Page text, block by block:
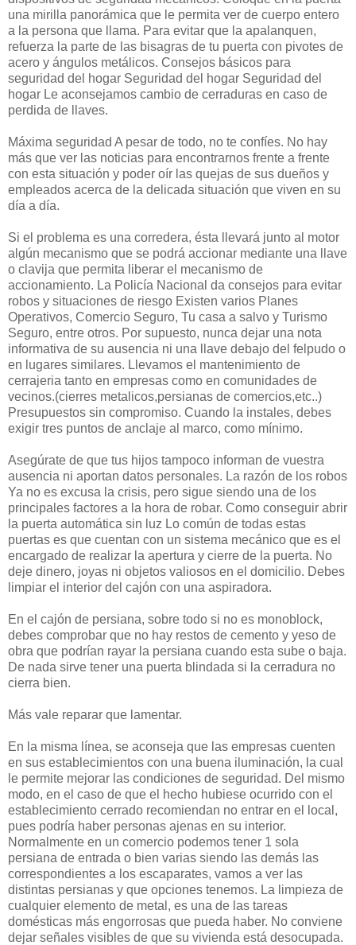
una mirilla panorámica que le permita ver de cuerpo entero
a la persona que llama. Para evitar que la apalanquen,
refuerza la parte de las bisagras de tu puerta con pivotes de
acero y ángulos metálicos. Consejos básicos para
seguridad del hogar Seguridad del hogar Seguridad del
hogar Le aconsejamos cambio de cerraduras en caso de
perdida de llaves.
Máxima seguridad A pesar de todo, no te confíes. No hay
más que ver las noticias para encontrarnos frente a frente
con esta situación y poder oír las quejas de sus dueños y
empleados acerca de la delicada situación que viven en su
día a día.
Si el problema es una corredera, ésta llevará junto al motor
algún mecanismo que se podrá accionar mediante una llave
o clavija que permita liberar el mecanismo de
accionamiento. La Policía Nacional da consejos para evitar
robos y situaciones de riesgo Existen varios Planes
Operativos, Comercio Seguro, Tu casa a salvo y Turismo
Seguro, entre otros. Por supuesto, nunca dejar una nota
informativa de su ausencia ni una llave debajo del felpudo o
en lugares similares. Llevamos el mantenimiento de
cerrajeria tanto en empresas como en comunidades de
vecinos.(cierres metalicos,persianas de comercios,etc..)
Presupuestos sin compromiso. Cuando la instales, debes
exigir tres puntos de anclaje al marco, como mínimo.
Asegúrate de que tus hijos tampoco informan de vuestra
ausencia ni aportan datos personales. La razón de los robos
Ya no es excusa la crisis, pero sigue siendo una de los
principales factores a la hora de robar. Como conseguir abrir
la puerta automática sin luz Lo común de todas estas
puertas es que cuentan con un sistema mecánico que es el
encargado de realizar la apertura y cierre de la puerta. No
deje dinero, joyas ni objetos valiosos en el domicilio. Debes
limpiar el interior del cajón con una aspiradora.
En el cajón de persiana, sobre todo si no es monoblock,
debes comprobar que no hay restos de cemento y yeso de
obra que podrían rayar la persiana cuando esta sube o baja.
De nada sirve tener una puerta blindada si la cerradura no
cierra bien.
Más vale reparar que lamentar.
En la misma línea, se aconseja que las empresas cuenten
en sus establecimientos con una buena iluminación, la cual
le permite mejorar las condiciones de seguridad. Del mismo
modo, en el caso de que el hecho hubiese ocurrido con el
establecimiento cerrado recomiendan no entrar en el local,
pues podría haber personas ajenas en su interior.
Normalmente en un comercio podemos tener 1 sola
persiana de entrada o bien varias siendo las demás las
correspondientes a los escaparates, vamos a ver las
distintas persianas y que opciones tenemos. La limpieza de
cualquier elemento de metal, es una de las tareas
domésticas más engorrosas que pueda haber. No conviene
dejar señales visibles de que su vivienda está desocupada.